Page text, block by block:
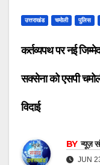
उत्तराखंड चमोली पुलिस
कर्तव्यपथ पर नई
सक्सेना को एसपी
विदाई
BY न्यूज़
JUN